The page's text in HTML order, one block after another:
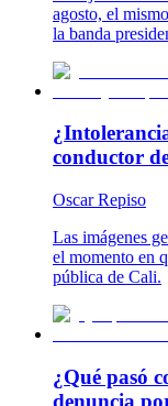
agosto, el
la banda
conductor
Oscar Repiso
Las imágenes
el momento en
pública de Cali.
¿Qué pasó
denuncia